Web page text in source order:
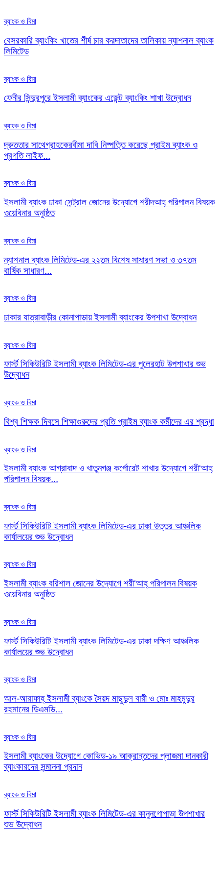
ব্যাংক ও বিমা
বেসরকারি ব্যাংকিং খাতের শীর্ষ চার করদাতাদের তালিকায় ন্যাশনাল ব্যাংক
লিমিটেড
ব্যাংক ও বিমা
ফেনীর সিন্দুরপুরে ইসলামী ব্যাংকের এজেন্ট ব্যাংকিং শাখা উদ্বোধন
ব্যাংক ও বিমা
দ্রুততার সাথেগ্রাহকেরবীমা দাবি নিষ্পত্তি করেছে প্রাইম ব্যাংক ও
প্রগতি লাইফ...
ব্যাংক ও বিমা
ইসলামী ব্যাংক ঢাকা সেন্ট্রাল জোনের উদ্যোগে শরীদআহ্ পরিপালন বিষয়ক
ওয়েবিনার অনুষ্ঠিত
ব্যাংক ও বিমা
ন্যাশনাল ব্যাংক লিমিটেড-এর ২২তম বিশেষ সাধারণ সভা ও ৩৭তম
বার্ষিক সাধারণ...
ব্যাংক ও বিমা
ঢাকার যাত্রাবাড়ীর কোনাপাড়ায় ইসলামী ব্যাংকের উপশাখা উদ্বোধন
ব্যাংক ও বিমা
ফার্স্ট সিকিউরিটি ইসলামী ব্যাংক লিমিটেড-এর পুলেরহাট উপশাখার শুভ
উদ্বোধন
ব্যাংক ও বিমা
বিশ্ব শিক্ষক দিবসে শিক্ষাগুরুদের প্রতি প্রাইম ব্যাংক কর্মীদের এর শ্রদ্ধা
ব্যাংক ও বিমা
ইসলামী ব্যাংক আগ্রাবাদ ও খাতুনগঞ্জ কর্পোরেট শাখার উদ্যোগে শরী‘আহ্
পরিপালন বিষয়ক...
ব্যাংক ও বিমা
ফার্স্ট সিকিউরিটি ইসলামী ব্যাংক লিমিটেড-এর ঢাকা উত্তর আঞ্চলিক
কার্যালয়ের শুভ উদ্বোধন
ব্যাংক ও বিমা
ইসলামী ব্যাংক বরিশাল জোনের উদ্যোগে শরী‘আহ্ পরিপালন বিষয়ক
ওয়েবিনার অনুষ্ঠিত
ব্যাংক ও বিমা
ফার্স্ট সিকিউরিটি ইসলামী ব্যাংক লিমিটেড-এর ঢাকা দক্ষিণ আঞ্চলিক
কার্যালয়ের শুভ উদ্বোধন
ব্যাংক ও বিমা
আল-আরাফাহ্ ইসলামী ব্যাংকে সৈয়দ মাছুদুল বারী ও মোঃ মাহমুদুর
রহমানের ডিএমডি...
ব্যাংক ও বিমা
ইসলামী ব্যাংকের উদ্যোগে কোভিড-১৯ আক্রান্তদের প্লাজমা দানকারী
ব্যাংকারদের সন্মাননা প্রদান
ব্যাংক ও বিমা
ফার্স্ট সিকিউরিটি ইসলামী ব্যাংক লিমিটেড-এর কানুনগোপাড়া উপশাখার
শুভ উদ্বোধন